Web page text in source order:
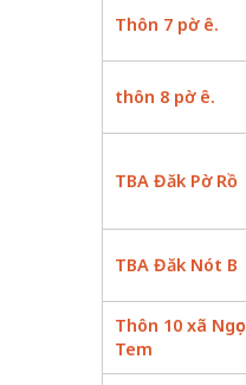
Thôn 7 pờ ê.
thôn 8 pờ ê.
TBA Đăk Pờ Rồ
TBA Đăk Nót B
Thôn 10 xã Ngọc
Tem